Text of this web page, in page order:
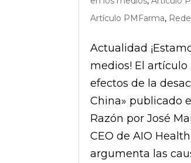
Artículo PMFarma,
Actualidad
medios! El artículo
efectos de la
China» publicado
Razón por José
CEO de AIO
argumenta las